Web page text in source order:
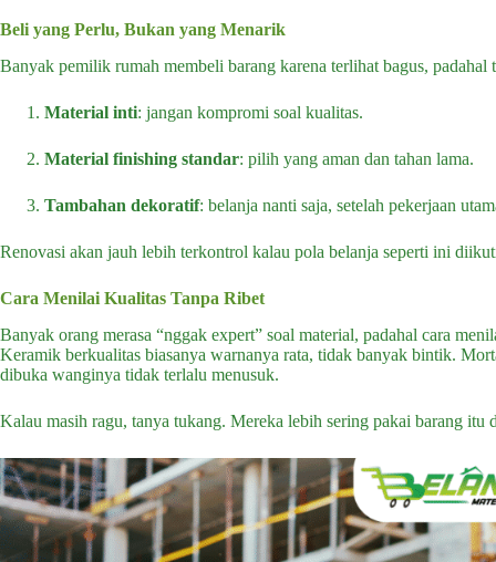
Beli yang Perlu, Bukan yang Menarik
Banyak pemilik rumah membeli barang karena terlihat bagus,
Material inti: jangan kompromi soal kualitas.
Material finishing standar: pilih yang aman dan tahan lama.
Tambahan dekoratif: belanja nanti saja, setelah pekerjaan
Renovasi akan jauh lebih terkontrol kalau pola belanja seperti ini
Cara Menilai Kualitas Tanpa Ribet
Banyak orang merasa “nggak expert” soal material, padahal cara
Keramik berkualitas biasanya warnanya rata, tidak banyak bintik.
dibuka wanginya tidak terlalu menusuk.
Kalau masih ragu, tanya tukang. Mereka lebih sering pakai barang itu